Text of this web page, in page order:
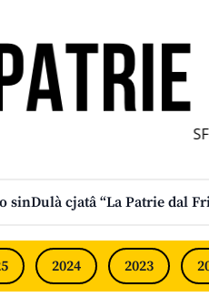
sinDulà cjatâ “La Patrie dal
2024 2023